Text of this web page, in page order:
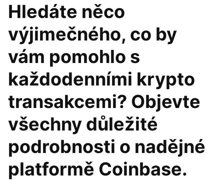
Hledáte něco
výjimečného, co by
vám pomohlo s
každodenními krypto
transakcemi? Objevte
všechny důležité
podrobnosti o nadějné
platformě Coinbase.